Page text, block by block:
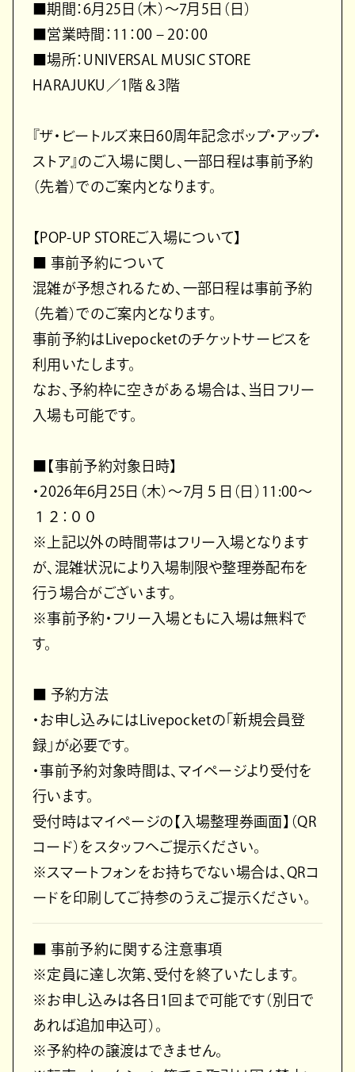
■期間：6月25日（木）～7月5日（日）
■営業時間：11：00 – 20：00
■場所：UNIVERSAL MUSIC STORE
HARAJUKU／1階＆3階
『ザ・ビートルズ来日60周年記念ポップ・アップ・
ストア』のご入場に関し、一部日程は事前予約
（先着）でのご案内となります。
【POP-UP STOREご入場について】
■ 事前予約について
混雑が予想されるため、一部日程は事前予約
（先着）でのご案内となります。
事前予約はLivepocketのチケットサービスを
利用いたします。
なお、予約枠に空きがある場合は、当日フリー
入場も可能です。
■【事前予約対象日時】
・2026年6月25日（木）～7月５日（日）11:00～
１２：００
※上記以外の時間帯はフリー入場となります
が、混雑状況により入場制限や整理券配布を
行う場合がございます。
※事前予約・フリー入場ともに入場は無料で
す。
■ 予約方法
・お申し込みにはLivepocketの「新規会員登
録」が必要です。
・事前予約対象時間は、マイページより受付を
行います。
受付時はマイページの【入場整理券画面】（QR
コード）をスタッフへご提示ください。
※スマートフォンをお持ちでない場合は、QRコ
ードを印刷してご持参のうえご提示ください。
■ 事前予約に関する注意事項
※定員に達し次第、受付を終了いたします。
※お申し込みは各日1回まで可能です（別日で
あれば追加申込可）。
※予約枠の譲渡はできません。